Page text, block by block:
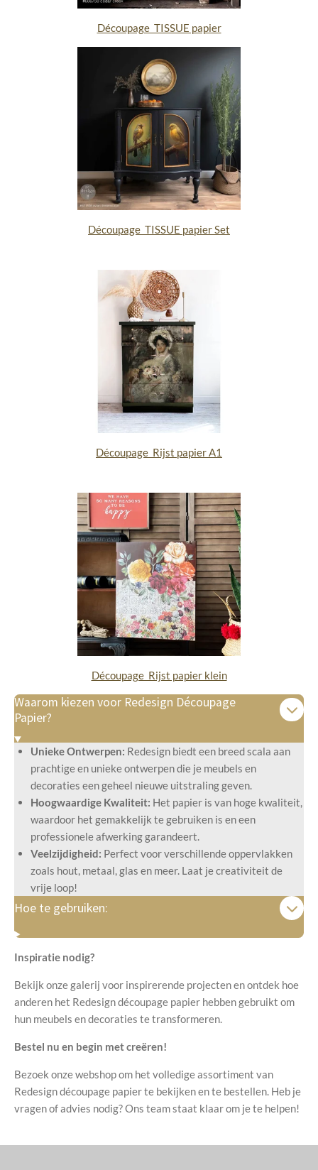
Découpage TISSUE papier
Découpage TISSUE papier Set
Découpage Rijst papier A1
Découpage Rijst papier klein
Waarom kiezen voor Redesign Découpage
Papier?
Unieke Ontwerpen: Redesign biedt een breed scala aan
prachtige en unieke ontwerpen die je meubels en
decoraties een geheel nieuwe uitstraling geven.
Hoogwaardige Kwaliteit: Het papier is van hoge kwaliteit,
waardoor het gemakkelijk te gebruiken is en een
professionele afwerking garandeert.
Veelzijdigheid: Perfect voor verschillende oppervlakken
zoals hout, metaal, glas en meer. Laat je creativiteit de
vrije loop!
Hoe te gebruiken:
Inspiratie nodig?
Bekijk onze galerij voor inspirerende projecten en ontdek hoe
anderen het Redesign découpage papier hebben gebruikt om
hun meubels en decoraties te transformeren.
Bestel nu en begin met creëren!
Bezoek onze webshop om het volledige assortiment van
Redesign découpage papier te bekijken en te bestellen. Heb je
vragen of advies nodig? Ons team staat klaar om je te helpen!